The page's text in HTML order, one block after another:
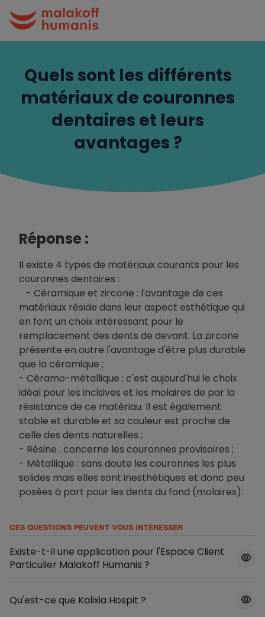
Quels sont les différents
matériaux de couronnes
dentaires et leurs
avantages ?
Réponse :
Il existe 4 types de matériaux courants pour les
couronnes dentaires :
- Céramique et zircone : l'avantage de ces
matériaux réside dans leur aspect esthétique qui
en font un choix intéressant pour le
remplacement des dents de devant. La zircone
présente en outre l'avantage d'être plus durable
que la céramique ;
- Céramo-métallique : c'est aujourd'hui le choix
idéal pour les incisives et les molaires de par la
résistance de ce matériau. Il est également
stable et durable et sa couleur est proche de
celle des dents naturelles ;
- Résine : concerne les couronnes provisoires ;
- Métallique : sans doute les couronnes les plus
solides mais elles sont inesthétiques et donc peu
posées à part pour les dents du fond (molaires).
CES QUESTIONS PEUVENT VOUS INTÉRESSER
Existe-t-il une application pour l'Espace Client
Particulier Malakoff Humanis ?
Qu'est-ce que Kalixia Hospit ?